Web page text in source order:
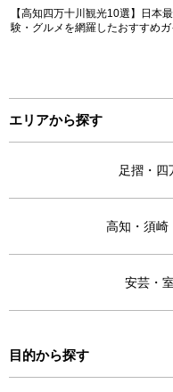
【高知四万十川観光10選】日本
験・グルメを網羅したおすすめガ
エリアから探す
足摺・四
高知・須崎
安芸・
目的から探す